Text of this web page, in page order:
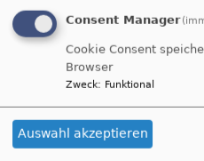
Du machst fröhlich,
wie im Westen.
Psalm 65,9
Der Kerkermeister
Consent Manager
Cookie Consent
Browser
Zweck: Funktional
Auswahl akzeptieren